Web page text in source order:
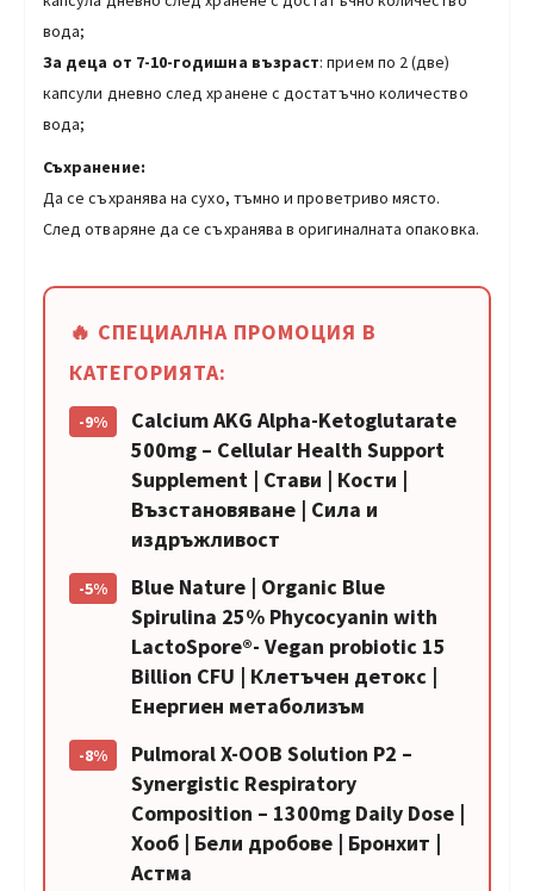
вода;
За деца от 7-10-годишна възраст: прием по 2 (две)
капсули дневно след хранене с достатъчно количество
вода;
Съхранение:
Да се съхранява на сухо, тъмно и проветриво място.
След отваряне да се съхранява в оригиналната опаковка.
🔥 СПЕЦИАЛНА ПРОМОЦИЯ В
КАТЕГОРИЯТА:
-9%
Calcium AKG Alpha-Ketoglutarate
500mg – Cellular Health Support
Supplement | Стави | Кости |
Възстановяване | Сила и
издръжливост
-5%
Blue Nature | Organic Blue
Spirulina 25% Phycocyanin with
LactoSpore®- Vegan probiotic 15
Billion CFU | Клетъчен детокс |
Енергиен метаболизъм
-8%
Pulmoral X-OOB Solution P2 –
Synergistic Respiratory
Composition – 1300mg Daily Dose |
Хооб | Бели дробове | Бронхит |
Астма